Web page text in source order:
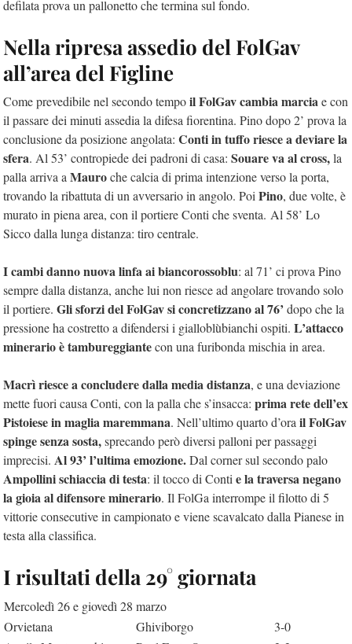
defilata prova un pallonetto che termina sul fondo.
Nella ripresa assedio del FolGav
all’area del Figline
Come prevedibile nel secondo tempoil FolGav cambia marciae con
il passare dei minuti assedia la difesa fiorentina. Pino dopo 2’ prova la
conclusione da posizione angolata: Conti in tuffo riesce a deviare la
sfera. Al 53’ contropiede dei padroni di casa: Souare va al cross,la
palla arriva a Mauroche calcia di prima intenzione verso la porta,
trovando la ribattuta di un avversario in angolo. Poi Pino, due volte, è
murato in piena area, con il portiere Conti che sventa. Al 58’ Lo
Sicco dalla lunga distanza: tiro centrale.
I cambi danno nuova linfa ai biancorossoblu: al 71’ ci prova Pino
sempre dalla distanza, anche lui non riesce ad angolare trovando solo
il portiere. Gli sforzi del FolGav si concretizzano al 76’ dopo che la
pressione ha costretto a difendersi i gialloblùbianchi ospiti. L’attacco
minerario è tambureggiantecon una furibonda mischia in area.
Macrì riesce a concludere dalla media distanza, e una deviazione
mette fuori causa Conti, con la palla che s’insacca: prima rete dell’ex
Pistoiese in maglia maremmana. Nell’ultimo quarto d’ora il FolGav
spinge senza sosta,sprecando però diversi palloni per passaggi
imprecisi. Al 93’ l’ultima emozione.Dal corner sul secondo palo
Ampollini schiaccia di testa: il tocco di Conti e la traversa negano
la gioia al difensore minerario. Il FolGa interrompe il filotto di 5
vittorie consecutive in campionato e viene scavalcato dalla Pianese in
testa alla classifica.
I risultati della 29° giornata
Mercoledì 26 e giovedì 28 marzo
Orvietana
Ghiviborgo
3-0